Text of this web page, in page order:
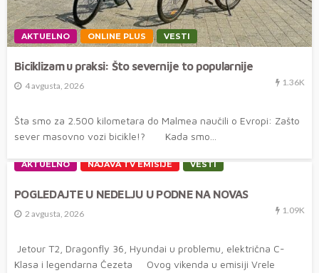
AKTUELNO ONLINE PLUS VESTI
Biciklizam u praksi: Što severnije to popularnije
4 avgusta, 2026 1.36K
Šta smo za 2.500 kilometara do Malmea naučili o Evropi: Zašto
sever masovno vozi bicikle!? Kada smo...
AKTUELNO NAJAVA TV EMISIJE VESTI
POGLEDAJTE U NEDELJU U PODNE NA NOVAS
2 avgusta, 2026 1.09K
Jetour T2, Dragonfly 36, Hyundai u problemu, električna C-
Klasa i legendarna Čezeta Ovog vikenda u emisiji Vrele